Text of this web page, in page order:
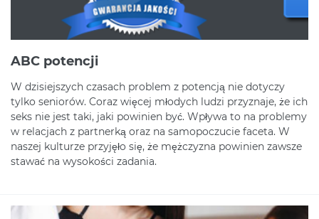
ABC potencji
W dzisiejszych czasach problem z potencją nie dotyczy
tylko seniorów. Coraz więcej młodych ludzi przyznaje, że ich
seks nie jest taki, jaki powinien być. Wpływa to na problemy
w relacjach z partnerką oraz na samopoczucie faceta. W
naszej kulturze przyjęło się, że mężczyzna powinien zawsze
stawać na wysokości zadania.